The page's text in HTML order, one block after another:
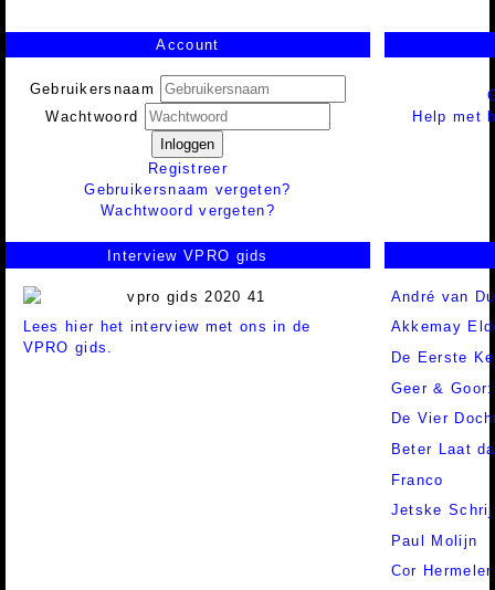
Account
Gebruikersnaam
Wachtwoord
Inloggen
Registreer
Gebruikersnaam vergeten?
Wachtwoord vergeten?
Help met
Interview VPRO gids
Lees hier het interview met ons in de
VPRO gids.
André van
Akkemay
De Eerste
Geer &
De Vier
Beter Laat
Franco
Jetske
Paul Molijn
Cor Hermeler